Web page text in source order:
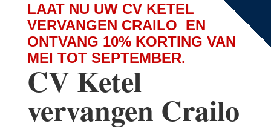
LAAT NU UW CV KETEL
VERVANGEN CRAILO EN
ONTVANG 10% KORTING VAN
MEI TOT SEPTEMBER.
CV Ketel
vervangen Crailo